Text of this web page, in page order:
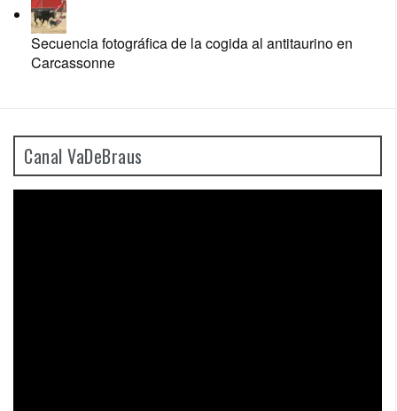
Secuencia fotográfica de la cogida al antitaurino en
Carcassonne
Canal VaDeBraus